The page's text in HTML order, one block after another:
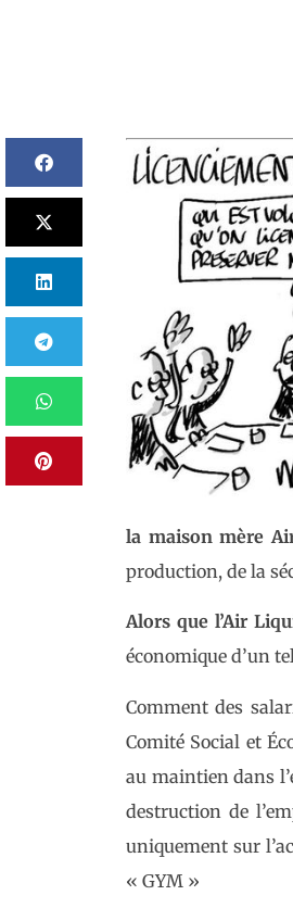
la maison mère
production, de la
Alors que l’Air
économique d’un
Comment des
Comité Social et
au maintien dans
destruction de
uniquement sur
« GYM »